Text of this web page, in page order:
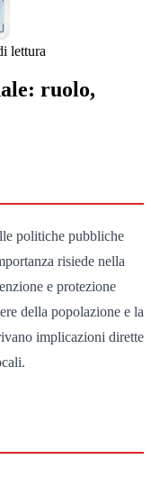
lettura
ruolo,
politiche pubbliche
risiede nella
e protezione
della popolazione e la
implicazioni dirette